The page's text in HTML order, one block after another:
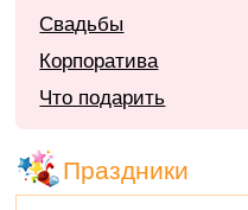
Свадьбы
Корпоратива
Что подарить
Праздники